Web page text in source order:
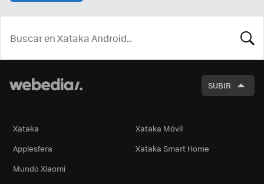
SUBIR
Xataka
Xataka Móvil
Applesfera
Xataka Smart Home
Mundo Xiaomi